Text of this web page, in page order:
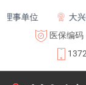
单位 大兴区
医保编